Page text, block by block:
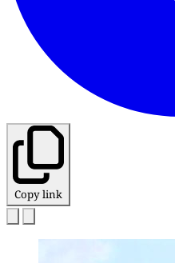
Copy link